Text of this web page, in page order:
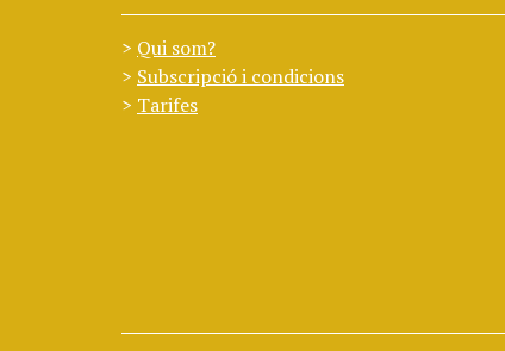
Qui som?
Subscripció i condicions
Tarifes